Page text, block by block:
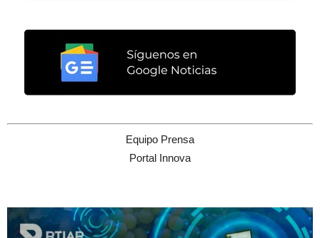
Equipo Prensa
Portal Innova